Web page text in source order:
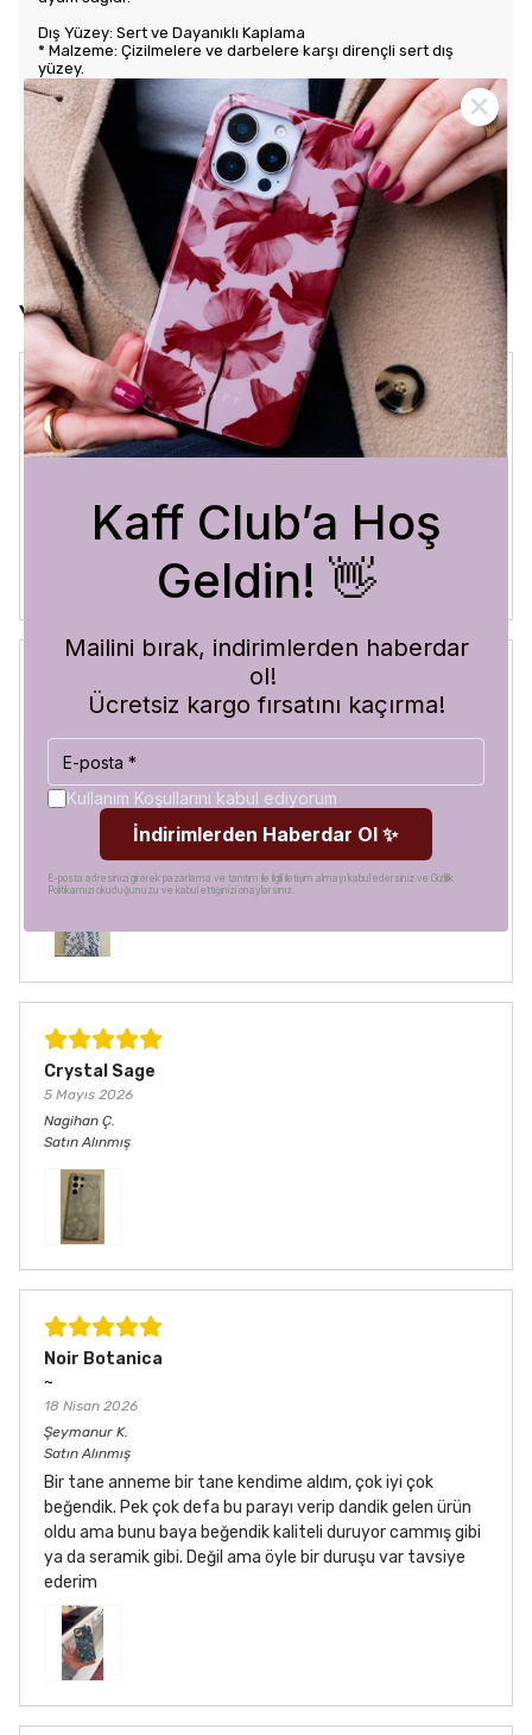
Dış Yüzey: Sert ve Dayanıklı Kaplama
* Malzeme: Çizilmelere ve darbelere karşı dirençli sert dış
yüzey.
* Tasarım: Benzersiz ve şık desenlerle estetik görünüm sunar.
Kullanım Kolaylığı
* Tuş Erişimi: Tuşlara kolay erişim sağlayarak kullanım rahatlığı
sunar.
* Uyum: Telefonunuza tam oturarak gevşek durmaz ve kaliteli
bir his verir.
Yorumlar
Crystal Sage
3 Ağustos 2026
Blue Abyss
Hilal A.
Satın Alınmış
Görür görmez çok beğendim. Hem desen olarak çok şık
hem de koruma olarak çok güvenilir. Ayrıca hızlı kargolama
için teşekkürler
Crystal Sage
5 Mayıs 2026
Nagihan Ç.
Satın Alınmış
Noir Botanica
~
18 Nisan 2026
Şeymanur K.
Satın Alınmış
Bir tane anneme bir tane kendime aldım, çok iyi çok
beğendik. Pek çok defa bu parayı verip dandik gelen ürün
oldu ama bunu baya beğendik kaliteli duruyor cammış gibi
ya da seramik gibi. Değil ama öyle bir duruşu var tavsiye
ederim
Kaff Club’a Hoş
Geldin! 👋
Mailini bırak, indirimlerden haberdar
ol!
Ücretsiz kargo fırsatını kaçırma!
Kullanım Koşullarını kabul ediyorum
İndirimlerden Haberdar Ol ✨
E-posta adresinizi girerek pazarlama ve tanıtım ile ilgili iletişim almayı kabul edersiniz ve Gizlilik
Politikamızı okuduğunuzu ve kabul ettiğinizi onaylarsınız.